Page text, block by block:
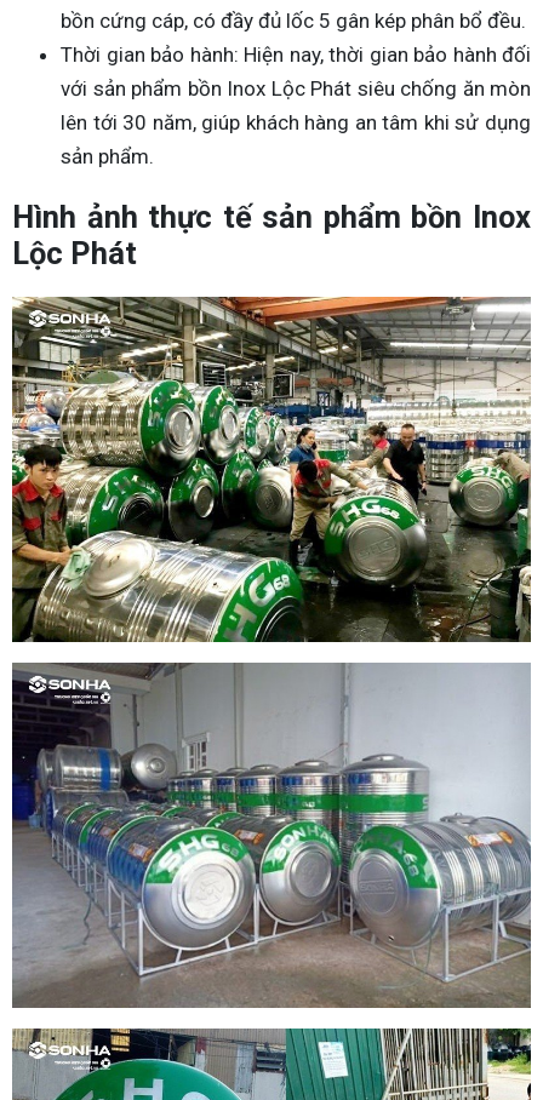
bồn cứng cáp, có đầy đủ lốc 5 gân kép phân bổ đều.
Thời gian bảo hành: Hiện nay, thời gian bảo hành đối
với sản phẩm bồn Inox Lộc Phát siêu chống ăn mòn
lên tới 30 năm, giúp khách hàng an tâm khi sử dụng
sản phẩm.
Hình ảnh thực tế sản phẩm bồn Inox
Lộc Phát